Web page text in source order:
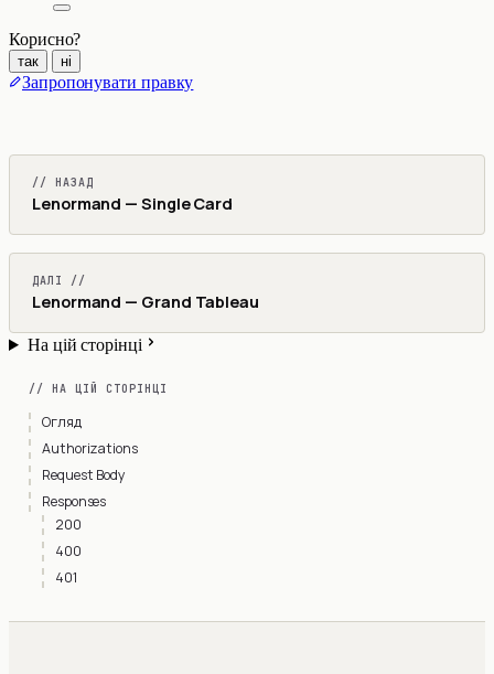
Корисно?
так ні
Запропонувати правку
// НАЗАД
Lenormand — Single Card
ДАЛІ //
Lenormand — Grand Tableau
На цій сторінці
// НА ЦІЙ СТОРІНЦІ
Огляд
Authorizations
Request Body
Responses
200
400
401